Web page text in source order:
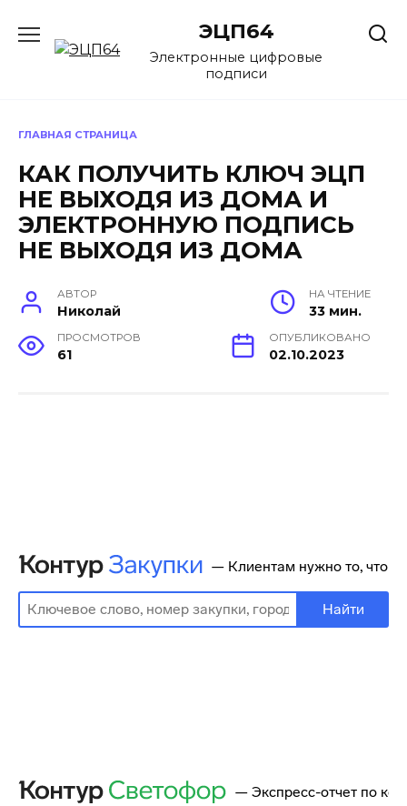
содержанию
ЭЦП64
Электронные цифровые
подписи
ГЛАВНАЯ СТРАНИЦА
КАК ПОЛУЧИТЬ КЛЮЧ ЭЦП
НЕ ВЫХОДЯ ИЗ ДОМА И
ЭЛЕКТРОННУЮ ПОДПИСЬ
НЕ ВЫХОДЯ ИЗ ДОМА
АВТОР
Николай
НА ЧТЕНИЕ
33 мин.
ПРОСМОТРОВ
61
ОПУБЛИКОВАНО
02.10.2023